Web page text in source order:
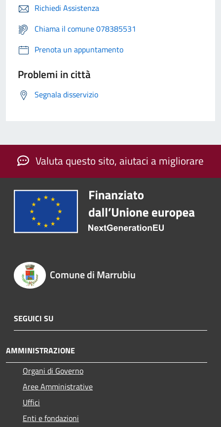
Richiedi Assistenza
Chiama il comune 078385531
Prenota un appuntamento
Problemi in città
Segnala disservizio
Valuta questo sito, aiutaci a migliorare
Comune di Marrubiu
SEGUICI SU
AMMINISTRAZIONE
Organi di Governo
Aree Amministrative
Uffici
Enti e fondazioni